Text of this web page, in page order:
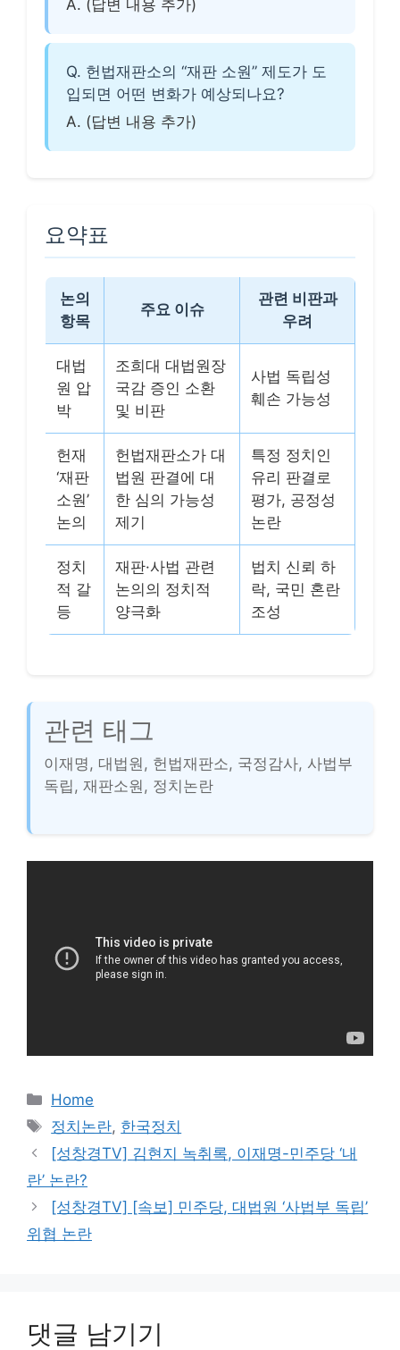
A. (답변 내용 추가)
Q. 헌법재판소의 “재판 소원” 제도가 도
입되면 어떤 변화가 예상되나요?
A. (답변 내용 추가)
요약표
논의
항목
주요 이슈
관련 비판과
우려
대법
원 압
박
조희대 대법원장
국감 증인 소환
및 비판
사법 독립성
훼손 가능성
헌재
‘재판
소원’
논의
헌법재판소가 대
법원 판결에 대
한 심의 가능성
제기
특정 정치인
유리 판결로
평가, 공정성
논란
정치
적 갈
등
재판·사법 관련
논의의 정치적
양극화
법치 신뢰 하
락, 국민 혼란
조성
관련 태그
이재명, 대법원, 헌법재판소, 국정감사, 사법부
독립, 재판소원, 정치논란
카
테
고
리
Home
태
그
정치논란, 한국정치
[성창경TV] 김현지 녹취록, 이재명-민주당 ‘내
란’ 논란?
[성창경TV] [속보] 민주당, 대법원 ‘사법부 독립’
위협 논란
댓글 남기기